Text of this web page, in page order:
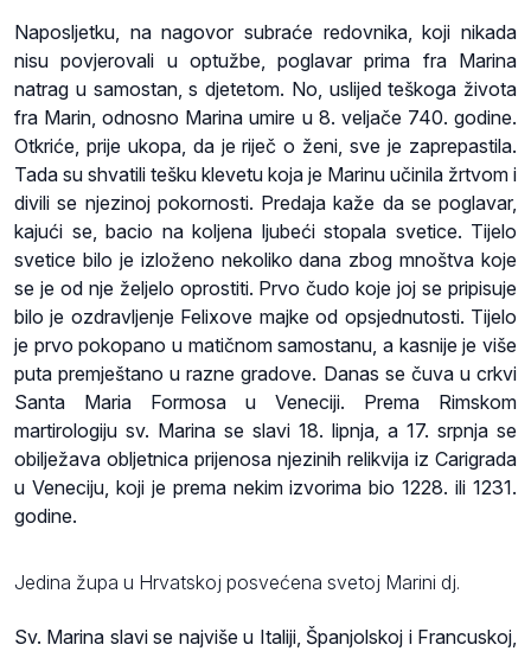
Naposljetku, na nagovor subraće redovnika, koji nikada
nisu povjerovali u optužbe, poglavar prima fra Marina
natrag u samostan, s djetetom. No, uslijed teškoga života
fra Marin, odnosno Marina umire u 8. veljače 740. godine.
Otkriće, prije ukopa, da je riječ o ženi, sve je zaprepastila.
Tada su shvatili tešku klevetu koja je Marinu učinila žrtvom i
divili se njezinoj pokornosti. Predaja kaže da se poglavar,
kajući se, bacio na koljena ljubeći stopala svetice. Tijelo
svetice bilo je izloženo nekoliko dana zbog mnoštva koje
se je od nje željelo oprostiti. Prvo čudo koje joj se pripisuje
bilo je ozdravljenje Felixove majke od opsjednutosti. Tijelo
je prvo pokopano u matičnom samostanu, a kasnije je više
puta premještano u razne gradove. Danas se čuva u crkvi
Santa Maria Formosa u Veneciji. Prema Rimskom
martirologiju sv. Marina se slavi 18. lipnja, a 17. srpnja se
obilježava obljetnica prijenosa njezinih relikvija iz Carigrada
u Veneciju, koji je prema nekim izvorima bio 1228. ili 1231.
godine.
Jedina župa u Hrvatskoj posvećena svetoj Marini dj.
Sv. Marina slavi se najviše u Italiji, Španjolskoj i Francuskoj,